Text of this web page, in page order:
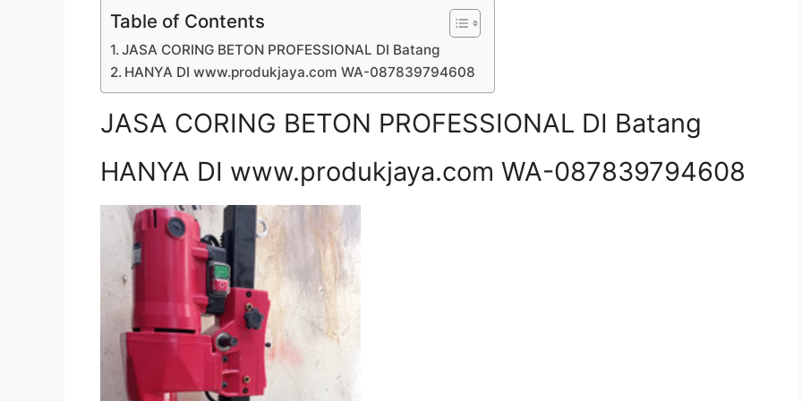
Table of Contents
JASA CORING BETON PROFESSIONAL DI Batang
HANYA DI www.produkjaya.com WA-087839794608
JASA CORING BETON PROFESSIONAL DI Batang
HANYA DI www.produkjaya.com WA-087839794608